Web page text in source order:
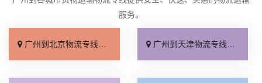
服务。
广州到北京物流专线_高效快运「合同承运」 广州到天津物流专线_全程定位「天天发车」